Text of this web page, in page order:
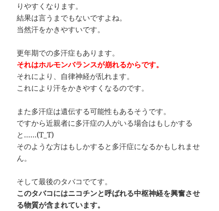
りやすくなります。
結果は言うまでもないですよね。
当然汗をかきやすいです。
更年期での多汗症もあります。
それはホルモンバランスが崩れるからです。
それにより、自律神経が乱れます。
これにより汗をかきやすくなるのです。
また多汗症は遺伝する可能性もあるそうです。
ですから近親者に多汗症の人がいる場合はもしかする
と……(T_T)
そのような方はもしかすると多汗症になるかもしれませ
ん。
そして最後のタバコでてす。
このタバコにはニコチンと呼ばれる中枢神経を興奮させ
る物質が含まれています。